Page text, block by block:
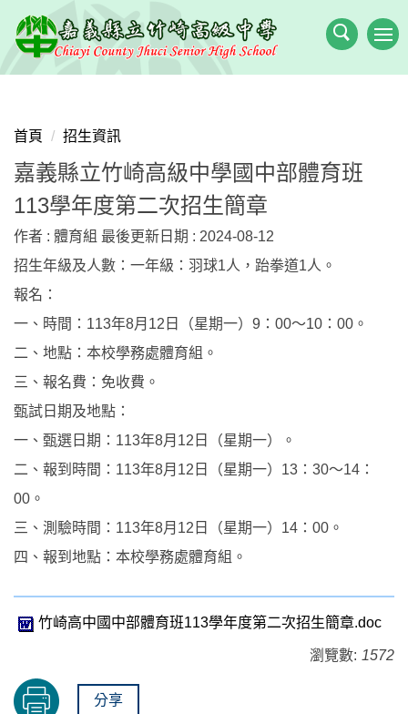
到
主
要
區
首頁 招生資訊
嘉義縣立竹崎高級中學國中部體育班
113學年度第二次招生簡章
作者 : 體育組 最後更新日期 : 2024-08-12
招生年級及人數：一年級：羽球1人，跆拳道1人。
報名：
一、時間：113年8月12日（星期一）9：00〜10：00。
二、地點：本校學務處體育組。
三、報名費：免收費。
甄試日期及地點：
一、甄選日期：113年8月12日（星期一）。
二、報到時間：113年8月12日（星期一）13：30～14：
00。
三、測驗時間：113年8月12日（星期一）14：00。
四、報到地點：本校學務處體育組。
竹崎高中國中部體育班113學年度第二次招生簡章.doc
瀏覽數: 1572
分享